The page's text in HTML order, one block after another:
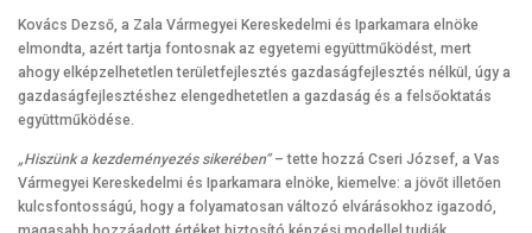
Kovács Dezső, a Zala Vármegyei Kereskedelmi és Iparkamara elnöke
elmondta, azért tartja fontosnak az egyetemi együttműködést, mert
ahogy elképzelhetetlen területfejlesztés gazdaságfejlesztés nélkül, úgy a
gazdaságfejlesztéshez elengedhetetlen a gazdaság és a felsőoktatás
együttműködése.
„Hiszünk a kezdeményezés sikerében”– tette hozzá Cseri József, a Vas
Vármegyei Kereskedelmi és Iparkamara elnöke, kiemelve: a jövőt illetően
kulcsfontosságú, hogy a folyamatosan változó elvárásokhoz igazodó,